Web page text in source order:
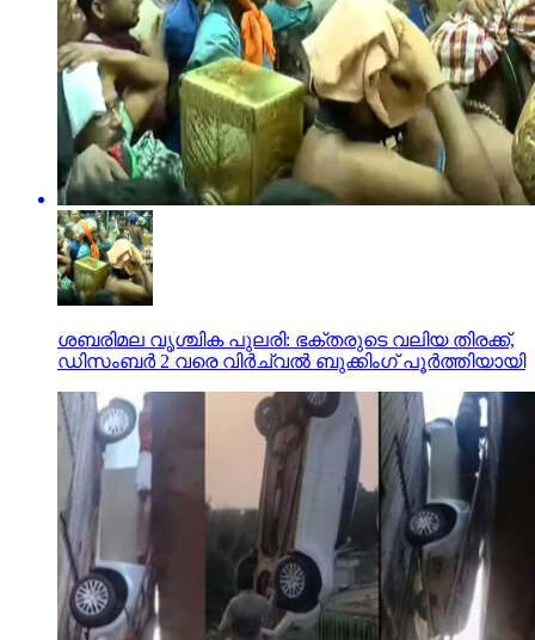
ശബരിമല വൃശ്ചിക പുലരി: ഭക്തരുടെ വലിയ തിരക്ക്,
ഡിസംബര്‍ 2 വരെ വിര്‍ച്വല്‍ ബുക്കിംഗ് പൂര്‍ത്തിയായി